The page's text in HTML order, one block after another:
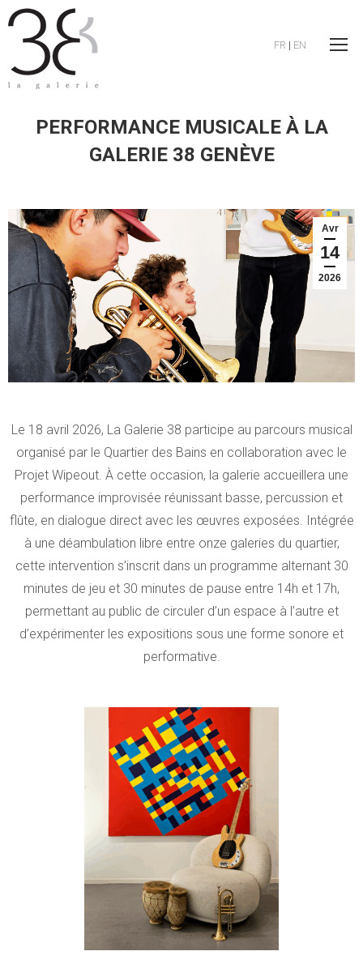
FR | EN
PERFORMANCE MUSICALE À LA
GALERIE 38 GENÈVE
Avr
14
2026
Le 18 avril 2026, La Galerie 38 participe au parcours musical
organisé par le Quartier des Bains en collaboration avec le
Projet Wipeout. À cette occasion, la galerie accueillera une
performance improvisée réunissant basse, percussion et
flûte, en dialogue direct avec les œuvres exposées. Intégrée
à une déambulation libre entre onze galeries du quartier,
cette intervention s’inscrit dans un programme alternant 30
minutes de jeu et 30 minutes de pause entre 14h et 17h,
permettant au public de circuler d’un espace à l’autre et
d’expérimenter les expositions sous une forme sonore et
performative.